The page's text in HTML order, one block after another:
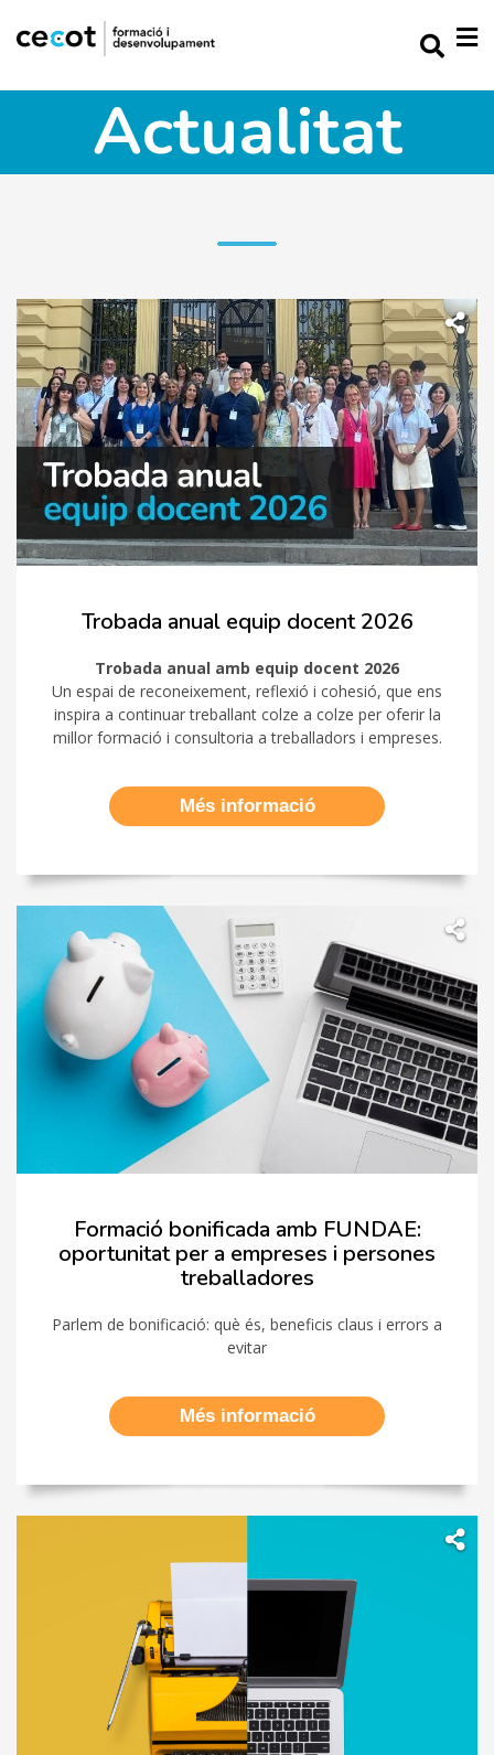
Actualitat
Trobada anual equip docent 2026
Trobada anual amb equip docent 2026
Un espai de reconeixement, reflexió i cohesió, que ens
inspira a continuar treballant colze a colze per oferir la
millor formació i consultoria a treballadors i empreses.
Més informació
Formació bonificada amb FUNDAE:
oportunitat per a empreses i persones
treballadores
Parlem de bonificació: què és, beneficis claus i errors a
evitar
Més informació